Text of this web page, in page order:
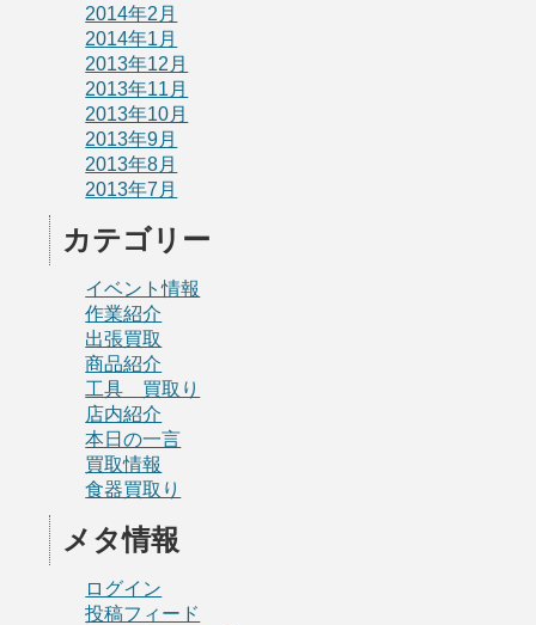
2014年2月
2014年1月
2013年12月
2013年11月
2013年10月
2013年9月
2013年8月
2013年7月
カテゴリー
イベント情報
作業紹介
出張買取
商品紹介
工具 買取り
店内紹介
本日の一言
買取情報
食器買取り
メタ情報
ログイン
投稿フィード